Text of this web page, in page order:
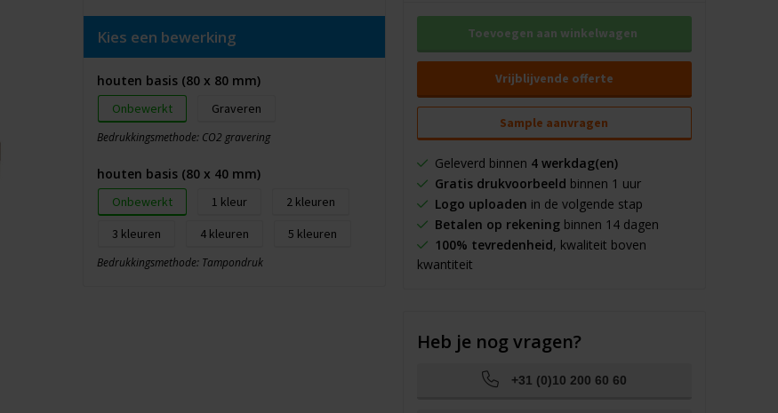
Kies een bewerking
houten basis (80 x 80 mm)
Onbewerkt Graveren
Bedrukkingsmethode: CO2 gravering
houten basis (80 x 40 mm)
Onbewerkt 1
2
3
4 5
Bedrukkingsmethode: Tampondruk
Toevoegen aan winkelwagen
Vrijblijvende offerte
Sample aanvragen
Geleverd binnen 4 werkdag(en)
Gratis drukvoorbeeld binnen 1 uur
Logo uploaden in de volgende stap
Betalen op rekeningbinnen 14 dagen
100% tevredenheid, kwaliteit boven
kwantiteit
Heb je nog vragen?
+31 (0)10 200 60 60